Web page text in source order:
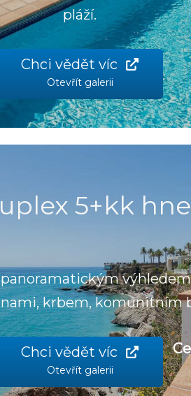
pláží.
Chci vědět víc
Otevřít galerii
5+kk
krbem, komunitním
Chci vědět víc
Otevřít galerii